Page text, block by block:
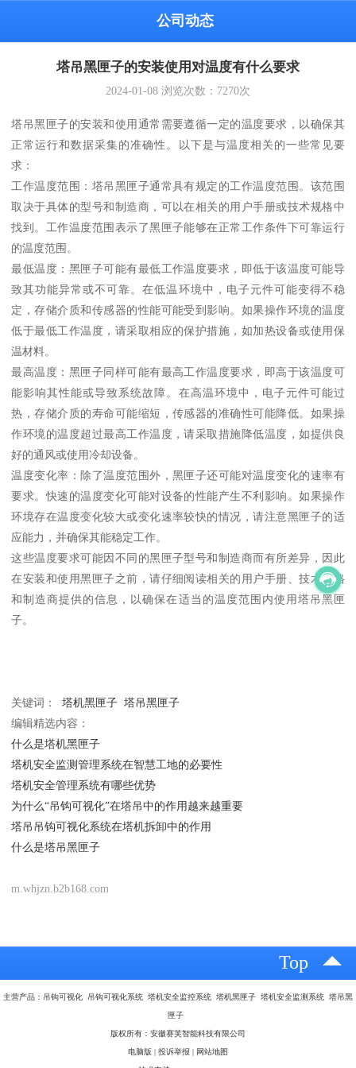
公司动态
塔吊黑匣子的安装使用对温度有什么要求
2024-01-08 浏览次数： 7270次
塔吊黑匣子的安装和使用通常需要遵循一定的温度要求，以确保其
正常运行和数据采集的准确性。以下是与温度相关的一些常见要
求：
工作温度范围：塔吊黑匣子通常具有规定的工作温度范围。该范围
取决于具体的型号和制造商，可以在相关的用户手册或技术规格中
找到。工作温度范围表示了黑匣子能够在正常工作条件下可靠运行
的温度范围。
最低温度：黑匣子可能有最低工作温度要求，即低于该温度可能导
致其功能异常或不可靠。在低温环境中，电子元件可能变得不稳
定，存储介质和传感器的性能可能受到影响。如果操作环境的温度
低于最低工作温度，请采取相应的保护措施，如加热设备或使用保
温材料。
最高温度：黑匣子同样可能有最高工作温度要求，即高于该温度可
能影响其性能或导致系统故障。在高温环境中，电子元件可能过
热，存储介质的寿命可能缩短，传感器的准确性可能降低。如果操
作环境的温度超过最高工作温度，请采取措施降低温度，如提供良
好的通风或使用冷却设备。
温度变化率：除了温度范围外，黑匣子还可能对温度变化的速率有
要求。快速的温度变化可能对设备的性能产生不利影响。如果操作
环境存在温度变化较大或变化速率较快的情况，请注意黑匣子的适
应能力，并确保其能稳定工作。
这些温度要求可能因不同的黑匣子型号和制造商而有所差异，因此
在安装和使用黑匣子之前，请仔细阅读相关的用户手册、技术规格
和制造商提供的信息，以确保在适当的温度范围内使用塔吊黑匣
子。
关键词：塔机黑匣子 塔吊黑匣子
编辑精选内容：
什么是塔机黑匣子
塔机安全监测管理系统在智慧工地的必要性
塔机安全管理系统有哪些优势
为什么“吊钩可视化”在塔吊中的作用越来越重要
塔吊吊钩可视化系统在塔机拆卸中的作用
什么是塔吊黑匣子
m.whjzn.b2b168.com
Top
主营产品：吊钩可视化 吊钩可视化系统 塔机安全监控系统 塔机黑匣子 塔机安全监测系统 塔吊黑
匣子
版权所有：安徽赛芙智能科技有限公司
电脑版 | 投诉举报 | 网站地图